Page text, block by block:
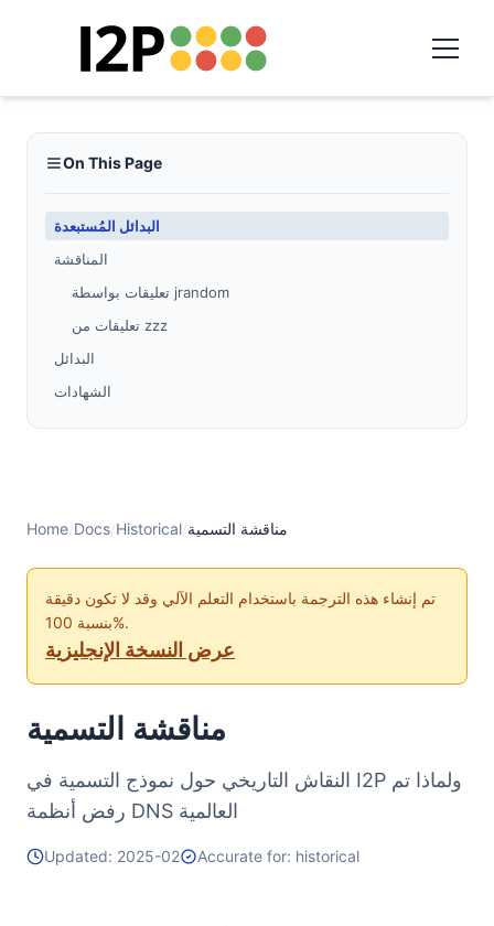
On This Page
البدائل المُستبعدة
المناقشة
تعليقات بواسطة jrandom
تعليقات من zzz
البدائل
الشهادات
Home/Docs/Historical/مناقشة التسمية
تم إنشاء هذه الترجمة باستخدام التعلم الآلي وقد لا تكون دقيقة
بنسبة 100%.
عرض النسخة الإنجليزية
مناقشة التسمية
النقاش التاريخي حول نموذج التسمية في I2P ولماذا تم
رفض أنظمة DNS العالمية
Updated: 2025-02 Accurate for: historical